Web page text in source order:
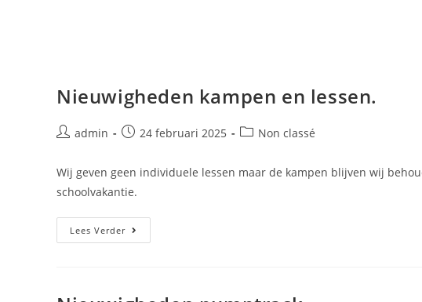
Nieuwigheden kampen en lessen.
admin 24 februari 2025 Non classé
Wij geven geen individuele lessen maar de kampen blijven wij
schoolvakantie.
Lees Verder